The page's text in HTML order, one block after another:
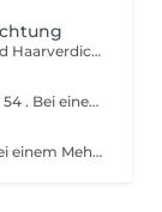
Persönliche Beratung zu Haarverlängerung und Haarverdichtung.
Haarwäsche, Schnitt und Föhnstyling. Preis ab 54 . Bei einem Mehraufwand behalten wir uns vor, den Preis entsprechend anzupassen.
Ansatzfärbung Preis ab 49 . Bis 2 cm Ansatz. Bei einem Mehraufwand behalten wir uns vor, den Preis entsprechend anzupassen.